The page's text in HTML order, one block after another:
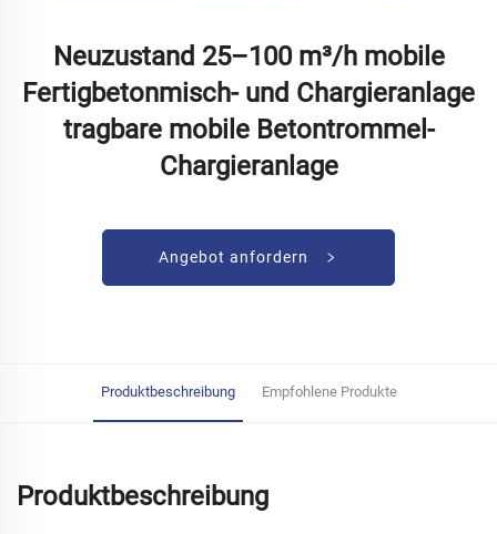
Neuzustand 25–100 m³/h mobile
Fertigbetonmisch- und Chargieranlage
tragbare mobile Betontrommel-
Chargieranlage
Angebot anfordern
Produktbeschreibung Empfohlene Produkte
Produktbeschreibung